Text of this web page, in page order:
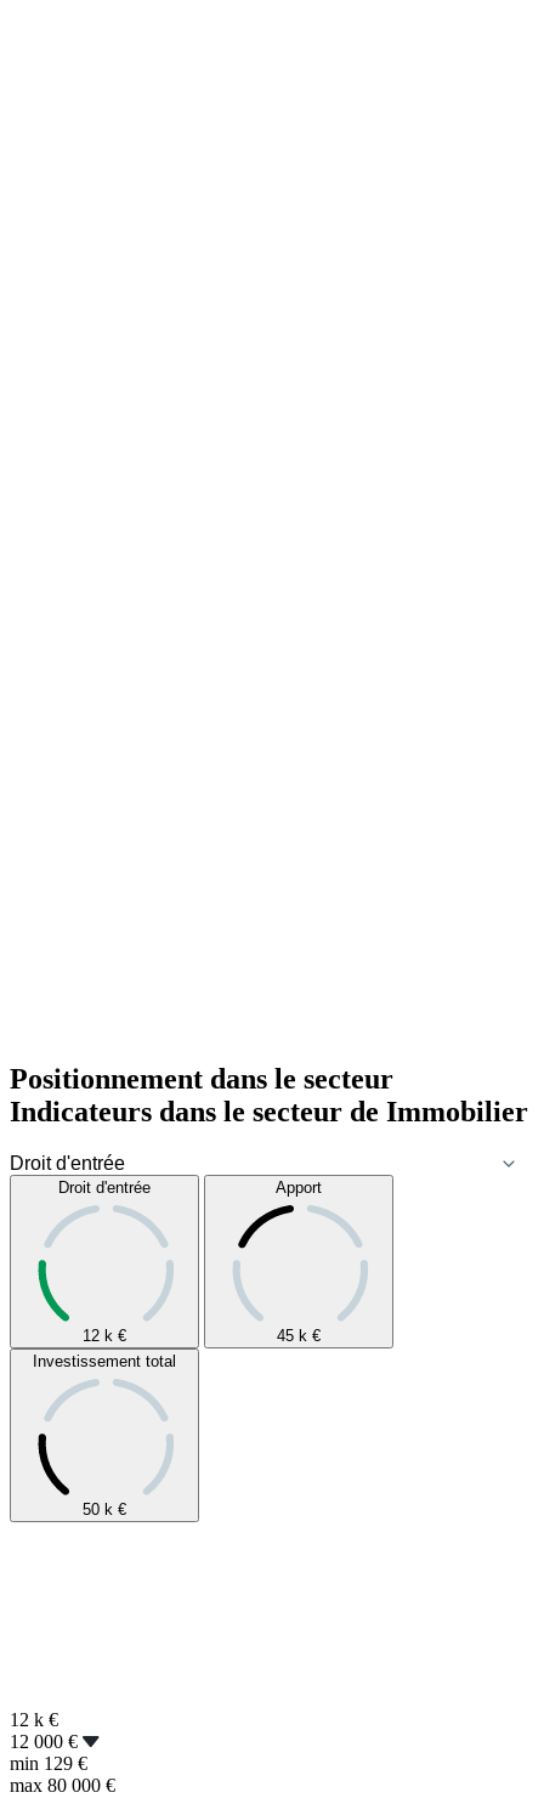
Positionnement dans le secteur
Indicateurs dans le secteur de Immobilier
Droit d'entrée
12 k €
Apport
45 k €
Investissement total
50 k €
12 k €
12 000 €
min 129 €
max 80 000 €